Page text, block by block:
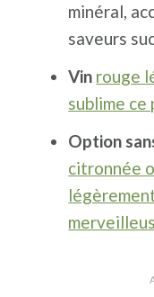
minéral,
saveurs
Vin rouge
sublime ce
Option
citronnée